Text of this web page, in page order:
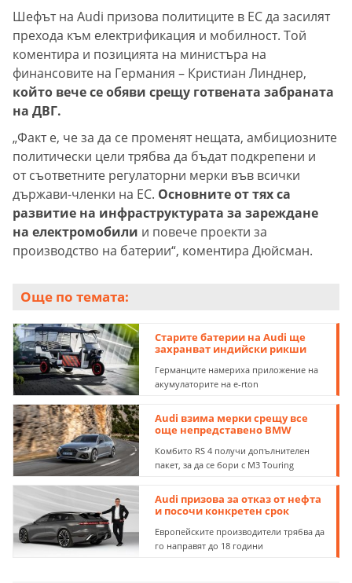
Шефът на Audi призова политиците в ЕС да засилят
прехода към електрификация и мобилност. Той
коментира и позицията на министъра на
финансовите на Германия – Кристиан Линднер,
който вече се обяви срещу готвената забраната
на ДВГ.
„Факт е, че за да се променят нещата, амбициозните
политически цели трябва да бъдат подкрепени и
от съответните регулаторни мерки във всички
държави-членки на ЕС. Основните от тях са
развитие на инфраструктурата за зареждане
на електромобили и повече проекти за
производство на батерии“, коментира Дюйсман.
Още по темата:
Старите батерии на Audi ще
захранват индийски рикши
Германците намериха приложение на
акумулаторите на e-rton
Audi взима мерки срещу все
още непредставено BMW
Комбито RS 4 получи допълнителен
пакет, за да се бори с M3 Touring
Audi призова за отказ от нефта
и посочи конкретен срок
Европейските производители трябва да
го направят до 18 години